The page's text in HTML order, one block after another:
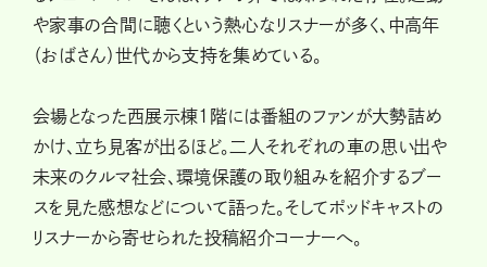
や家事の合間に聴くという熱心なリスナーが多く、中高年
（おばさん）世代から支持を集めている。
会場となった西展示棟1階には番組のファンが大勢詰め
かけ、立ち見客が出るほど。二人それぞれの車の思い出や
未来のクルマ社会、環境保護の取り組みを紹介するブー
スを見た感想などについて語った。そしてポッドキャストの
リスナーから寄せられた投稿紹介コーナーへ。